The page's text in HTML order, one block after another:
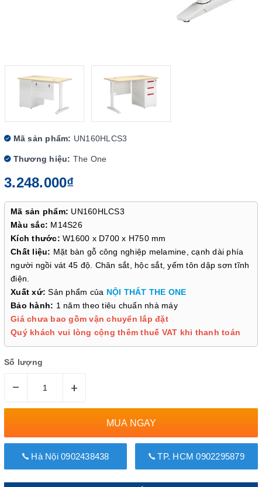
Mã sản phẩm: UN160HLCS3
Thương hiệu: The One
3.248.000₫
Mã sản phẩm: UN160HLCS3
Màu sắc: M14S26
Kích thước: W1600 x D700 x H750 mm
Chất liệu: Mặt bàn gỗ công nghiệp melamine, cạnh dài phía
người ngồi vát 45 độ. Chân sắt, hộc sắt, yếm tôn dập sơn tĩnh
điện.
Xuất xứ: Sản phẩm của NỘI THẤT THE ONE
Bảo hành: 1 năm theo tiêu chuẩn nhà máy
Giá chưa bao gồm vận chuyển lắp đặt
Quý khách vui lòng cộng thêm thuế VAT khi thanh toán
Số lượng
– +
MUA NGAY
Hà Nội 0902438438 TP. HCM 0902295879